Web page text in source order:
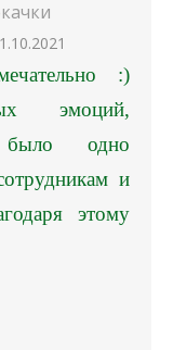
:)
эмоций,
было одно
и
этому